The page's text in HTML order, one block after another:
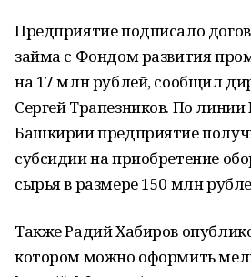
Предприятие подписало
займа с Фондом развития
на 17 млн рублей, сообщил
Сергей Трапезников. По
Башкирии предприятие
субсидии на приобретение
сырья в размере 150 млн
Также Радий Хабиров
котором можно оформить